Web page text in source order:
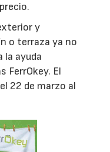
y
o terraza ya no
la ayuda
FerrOkey. El
22 de marzo al